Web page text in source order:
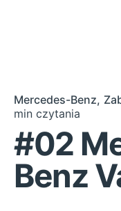
Mercedes-Benz
min czytania
#02
Benz